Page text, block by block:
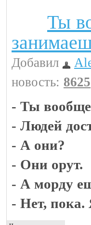
Ты
Добавил
новость: 8625
- Ты
- Людей
- А они?
- Они орут.
- А морду
- Нет, пока.